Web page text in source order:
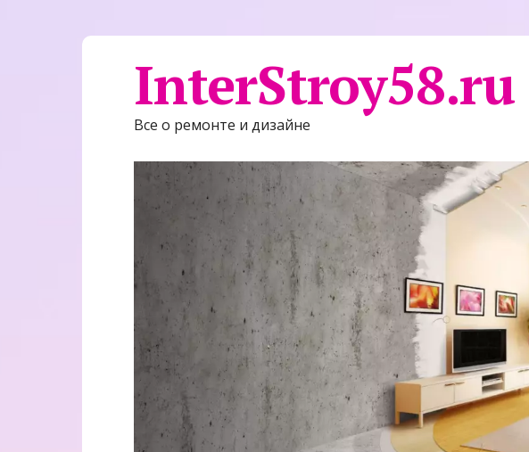
InterStroy58.ru
Все о ремонте и дизайне